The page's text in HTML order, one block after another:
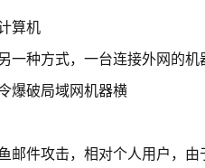
算机
种方式，一台连接外网的机
破局域网机器横
件攻击，相对个人用户，由